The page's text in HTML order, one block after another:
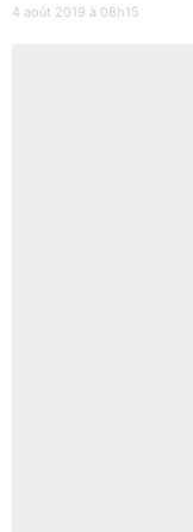
4 août 2019 à 08h15